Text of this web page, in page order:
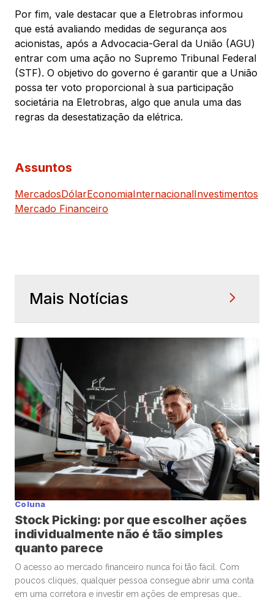
Por fim, vale destacar que a Eletrobras informou
que está avaliando medidas de segurança aos
acionistas, após a Advocacia-Geral da União (AGU)
entrar com uma ação no Supremo Tribunal Federal
(STF). O objetivo do governo é garantir que a União
possa ter voto proporcional à sua participação
societária na Eletrobras, algo que anula uma das
regras da desestatização da elétrica.
Assuntos
MercadosDólarEconomiaInternacionalInvestimentos
Mercado Financeiro
Mais Notícias
Coluna
Stock Picking: por que escolher ações
individualmente não é tão simples
quanto parece
O acesso ao mercado financeiro nunca foi tão fácil. Com
poucos cliques, qualquer pessoa consegue abrir uma conta
em uma corretora e investir em ações de empresas que